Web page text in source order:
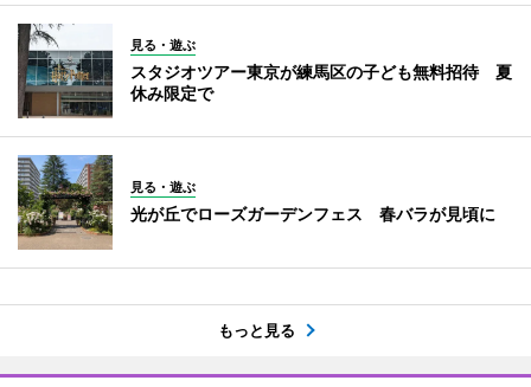
見る・遊ぶ
スタジオツアー東京が練馬区の子ども無料招待 夏
休み限定で
見る・遊ぶ
光が丘でローズガーデンフェス 春バラが見頃に
もっと見る